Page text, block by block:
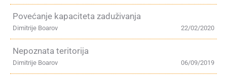
Povećanje kapaciteta zaduživanja
22/02/2020
Dimitrije Boarov
Nepoznata teritorija
06/09/2019
Dimitrije Boarov